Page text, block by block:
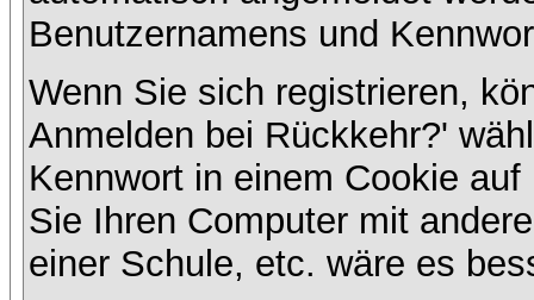
Benutzernamens und
Wenn Sie sich registrieren,
Anmelden bei Rückkehr?'
Kennwort in einem Cookie
Sie Ihren Computer mit
einer Schule, etc. wäre es